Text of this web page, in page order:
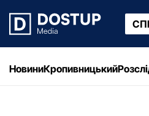
НовиниКропивницький